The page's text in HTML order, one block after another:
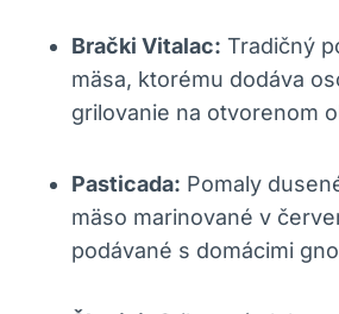
Brački Vitalac: Tradičný
mäsa, ktorému dodáva
grilovanie na otvorenom
Pasticada: Pomaly
mäso marinované v
podávané s domácimi